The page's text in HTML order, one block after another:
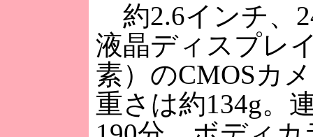
約2.6インチ、
液晶ディスプレ
素）のCMOSカ
重さは約134g。